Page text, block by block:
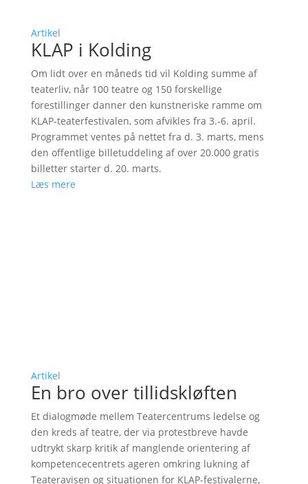
Artikel
KLAP i Kolding
Om lidt over en måneds tid vil Kolding summe af
teaterliv, når 100 teatre og 150 forskellige
forestillinger danner den kunstneriske ramme om
KLAP-teaterfestivalen, som afvikles fra 3.-6. april.
Programmet ventes på nettet fra d. 3. marts, mens
den offentlige billetuddeling af over 20.000 gratis
billetter starter d. 20. marts.
Læs mere
Artikel
En bro over tillidskløften
Et dialogmøde mellem Teatercentrums ledelse og
den kreds af teatre, der via protestbreve havde
udtrykt skarp kritik af manglende orientering af
kompetencecentrets ageren omkring lukning af
Teateravisen og situationen for KLAP-festivalerne,